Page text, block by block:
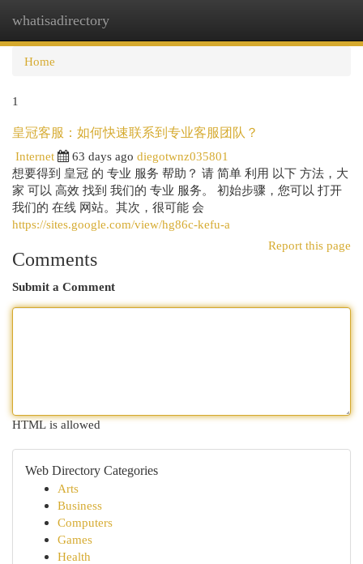
whatisadirectory
Home
1
皇冠客服：如何快速联系到专业客服团队？
Internet
63 days ago diegotwnz035801
想要得到 皇冠 的 专业 服务 帮助？ 请 简单 利用 以下 方法，大
家 可以 高效 找到 我们的 专业 服务。 初始步骤，您可以 打开
我们的 在线 网站。其次，很可能 会
https://sites.google.com/view/hg86c-kefu-a
Report this page
Comments
Submit a Comment
HTML is allowed
Web Directory Categories
Arts
Business
Computers
Games
Health